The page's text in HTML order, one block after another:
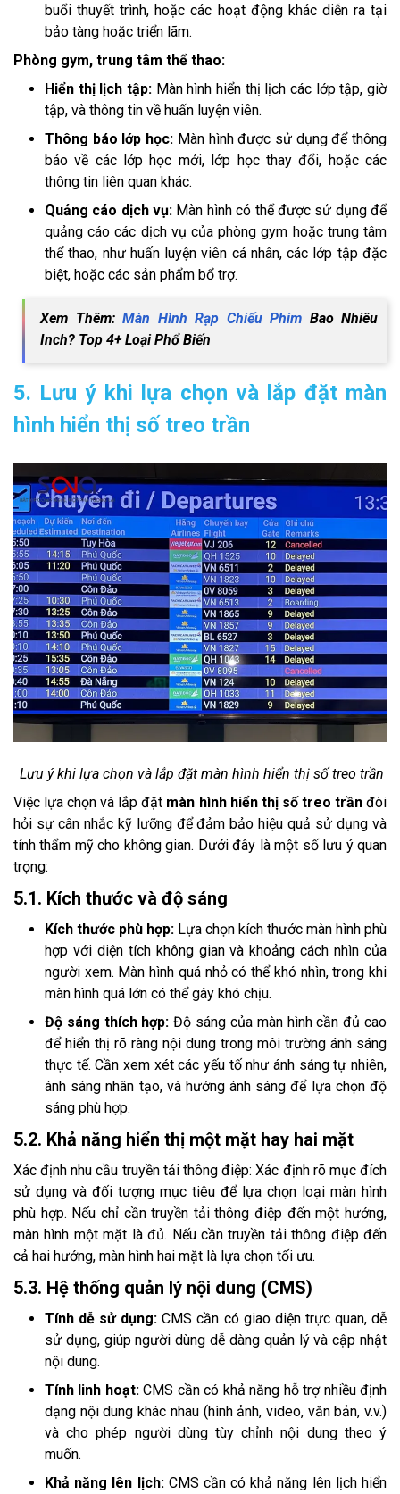
buổi thuyết trình, hoặc các hoạt động khác diễn ra tại
bảo tàng hoặc triển lãm.
Phòng gym, trung tâm thể thao:
Hiển thị lịch tập: Màn hình hiển thị lịch các lớp tập, giờ
tập, và thông tin về huấn luyện viên.
Thông báo lớp học: Màn hình được sử dụng để thông
báo về các lớp học mới, lớp học thay đổi, hoặc các
thông tin liên quan khác.
Quảng cáo dịch vụ: Màn hình có thể được sử dụng để
quảng cáo các dịch vụ của phòng gym hoặc trung tâm
thể thao, như huấn luyện viên cá nhân, các lớp tập đặc
biệt, hoặc các sản phẩm bổ trợ.
Xem Thêm: Màn Hình Rạp Chiếu Phim Bao Nhiêu
Inch? Top 4+ Loại Phổ Biến
5. Lưu ý khi lựa chọn và lắp đặt màn
hình hiển thị số treo trần
Lưu ý khi lựa chọn và lắp đặt màn hình hiển thị số treo trần
Việc lựa chọn và lắp đặt màn hình hiển thị số treo trầnđòi
hỏi sự cân nhắc kỹ lưỡng để đảm bảo hiệu quả sử dụng và
tính thẩm mỹ cho không gian. Dưới đây là một số lưu ý quan
trọng:
5.1. Kích thước và độ sáng
Kích thước phù hợp: Lựa chọn kích thước màn hình phù
hợp với diện tích không gian và khoảng cách nhìn của
người xem. Màn hình quá nhỏ có thể khó nhìn, trong khi
màn hình quá lớn có thể gây khó chịu.
Độ sáng thích hợp:Độ sáng của màn hình cần đủ cao
để hiển thị rõ ràng nội dung trong môi trường ánh sáng
thực tế. Cần xem xét các yếu tố như ánh sáng tự nhiên,
ánh sáng nhân tạo, và hướng ánh sáng để lựa chọn độ
sáng phù hợp.
5.2. Khả năng hiển thị một mặt hay hai mặt
Xác định nhu cầu truyền tải thông điệp: Xác định rõ mục đích
sử dụng và đối tượng mục tiêu để lựa chọn loại màn hình
phù hợp. Nếu chỉ cần truyền tải thông điệp đến một hướng,
màn hình một mặt là đủ. Nếu cần truyền tải thông điệp đến
cả hai hướng, màn hình hai mặt là lựa chọn tối ưu.
5.3. Hệ thống quản lý nội dung (CMS)
Tính dễ sử dụng:CMS cần có giao diện trực quan, dễ
sử dụng, giúp người dùng dễ dàng quản lý và cập nhật
nội dung.
Tính linh hoạt:CMS cần có khả năng hỗ trợ nhiều định
dạng nội dung khác nhau (hình ảnh, video, văn bản, v.v.)
và cho phép người dùng tùy chỉnh nội dung theo ý
muốn.
Khả năng lên lịch: CMS cần có khả năng lên lịch hiển